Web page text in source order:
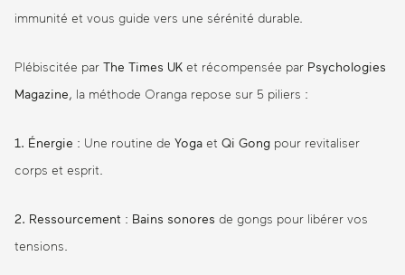
immunité et vous guide vers une sérénité durable.
Plébiscitée par The Times UK et récompensée par Psychologies
Magazine, la méthode Oranga repose sur 5 piliers :
1. Énergie : Une routine de Yoga et Qi Gong pour revitaliser
corps et esprit.
2. Ressourcement : Bains sonores de gongs pour libérer vos
tensions.